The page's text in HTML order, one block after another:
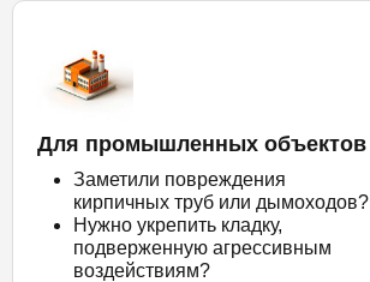
Для промышленных объектов
Заметили повреждения
кирпичных труб или дымоходов?
Нужно укрепить кладку,
подверженную агрессивным
воздействиям?